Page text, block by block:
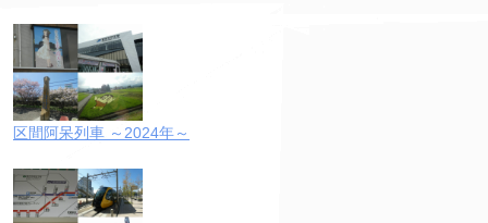
区間阿呆列車 ～2024年～